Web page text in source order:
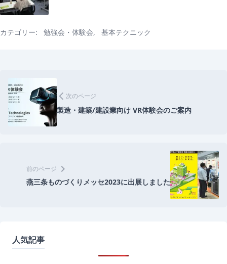
カテゴリー: 勉強会・体験会, 基本テクニック
arrow_back_ios 次のページ
製造・建築/建設業向け VR体験会のご案内
前のページ chevron_right
燕三条ものづくりメッセ2023に出展しました
人気記事